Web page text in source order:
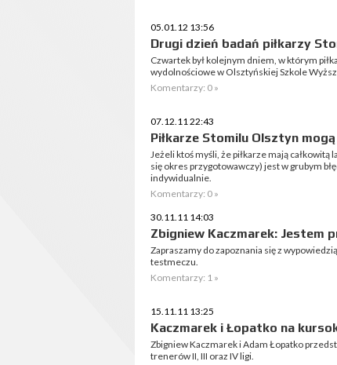
05.01.12 13:56
Drugi dzień badań piłkarzy
Czwartek był kolejnym dniem, w którym
wydolnościowe w Olsztyńskiej Szkole
Komentarzy: 0 »
07.12.11 22:43
Piłkarze Stomilu Olsztyn
Jeżeli ktoś myśli, że piłkarze mają
się okres przygotowawczy) jest w grubym
indywidualnie.
Komentarzy: 0 »
30.11.11 14:03
Zbigniew Kaczmarek: Jestem
Zapraszamy do zapoznania się z
testmeczu.
Komentarzy: 1 »
15.11.11 13:25
Kaczmarek i Łopatko na
Zbigniew Kaczmarek i Adam Łopatko
trenerów II, III oraz IV ligi.